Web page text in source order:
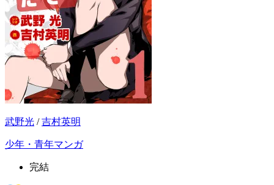
武野光 /吉村英明
少年・青年マンガ
完結